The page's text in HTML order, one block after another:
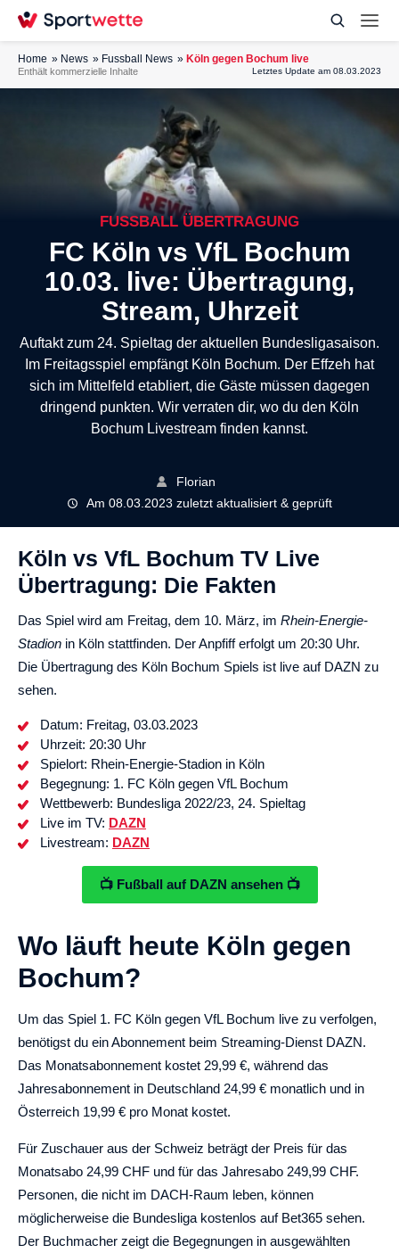
Home News Fussball News Köln gegen Bochum live
Enthält kommerzielle Inhalte Letztes Update am 08.03.2023
FUSSBALL ÜBERTRAGUNG
FC Köln vs VfL Bochum
10.03. live: Übertragung,
Stream, Uhrzeit
Auftakt zum 24. Spieltag der aktuellen Bundesligasaison.
Im Freitagsspiel empfängt Köln Bochum. Der Effzeh hat
sich im Mittelfeld etabliert, die Gäste müssen dagegen
dringend punkten. Wir verraten dir, wo du den Köln
Bochum Livestream finden kannst.
Florian
Am 08.03.2023 zuletzt aktualisiert & geprüft
Köln vs VfL Bochum TV Live
Übertragung: Die Fakten
Das Spiel wird am Freitag, dem 10. März, im Rhein-Energie-
Stadion in Köln stattfinden. Der Anpfiff erfolgt um 20:30 Uhr.
Die Übertragung des Köln Bochum Spiels ist live auf DAZN zu
sehen.
Datum: Freitag, 03.03.2023
Uhrzeit: 20:30 Uhr
Spielort: Rhein-Energie-Stadion in Köln
Begegnung: 1. FC Köln gegen VfL Bochum
Wettbewerb: Bundesliga 2022/23, 24. Spieltag
Live im TV: DAZN
Livestream: DAZN
📺 Fußball auf DAZN ansehen 📺
Wo läuft heute Köln gegen
Bochum?
Um das Spiel 1. FC Köln gegen VfL Bochum live zu verfolgen,
benötigst du ein Abonnement beim Streaming-Dienst DAZN.
Das Monatsabonnement kostet 29,99 €, während das
Jahresabonnement in Deutschland 24,99 € monatlich und in
Österreich 19,99 € pro Monat kostet.
Für Zuschauer aus der Schweiz beträgt der Preis für das
Monatsabo 24,99 CHF und für das Jahresabo 249,99 CHF.
Personen, die nicht im DACH-Raum leben, können
möglicherweise die Bundesliga kostenlos auf Bet365 sehen.
Der Buchmacher zeigt die Begegnungen in ausgewählten